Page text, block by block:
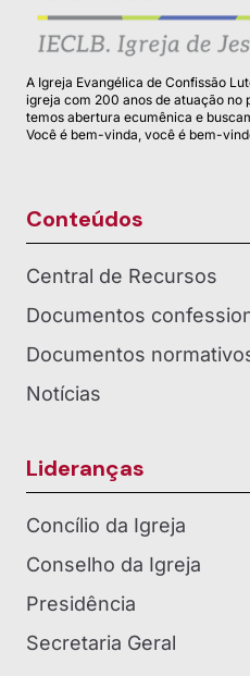
A Igreja Evangélica de Confissão
igreja com 200 anos de atuação no
temos abertura ecumênica e
Você é bem-vinda, você é bem-
Conteúdos
Central de Recursos
Documentos
Documentos
Notícias
Lideranças
Concílio da Igreja
Conselho da Igreja
Presidência
Secretaria Geral